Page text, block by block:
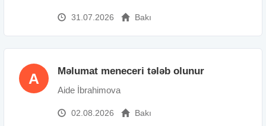
31.07.2026 Bakı
A Məlumat meneceri tələb olunur
Aide İbrahimova
02.08.2026 Bakı